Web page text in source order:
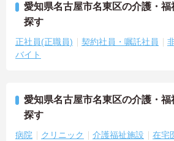
愛知県名古屋市名東区の介護・
探す
正社員(正職員) 契約社員・嘱託社員
バイト
愛知県名古屋市名東区の介護・
探す
病院 クリニック 介護福祉施設 在宅